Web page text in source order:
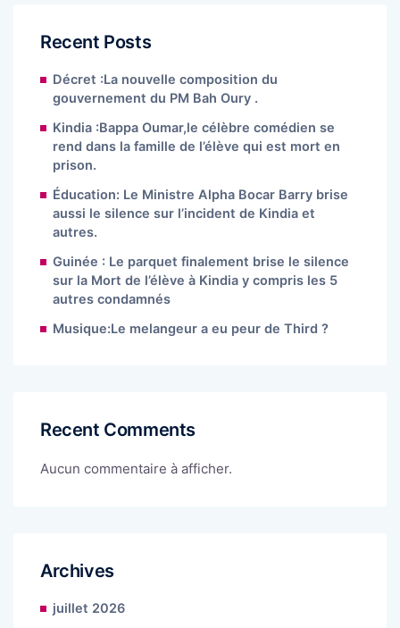
Recent Posts
Décret :La nouvelle composition du
gouvernement du PM Bah Oury .
Kindia :Bappa Oumar,le célèbre comédien se
rend dans la famille de l’élève qui est mort en
prison.
Éducation: Le Ministre Alpha Bocar Barry brise
aussi le silence sur l’incident de Kindia et
autres.
Guinée : Le parquet finalement brise le silence
sur la Mort de l’élève à Kindia y compris les 5
autres condamnés
Musique:Le melangeur a eu peur de Third ?
Recent Comments
Aucun commentaire à afficher.
Archives
juillet 2026